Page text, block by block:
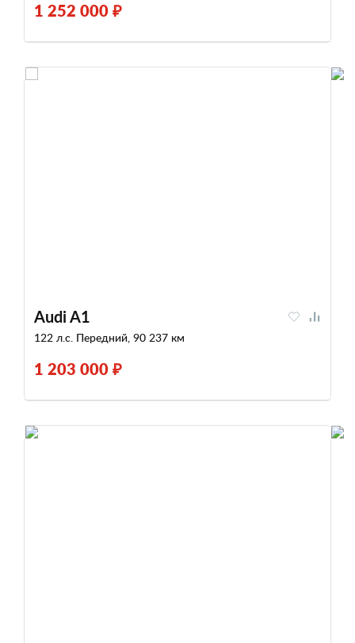
1 252 000 ₽
Audi A1
122 л.с. Передний, 90 237 км
1 203 000 ₽